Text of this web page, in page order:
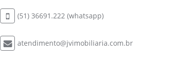
(51) 36691.222 (whatsapp)
atendimento@jvimobiliaria.com.br